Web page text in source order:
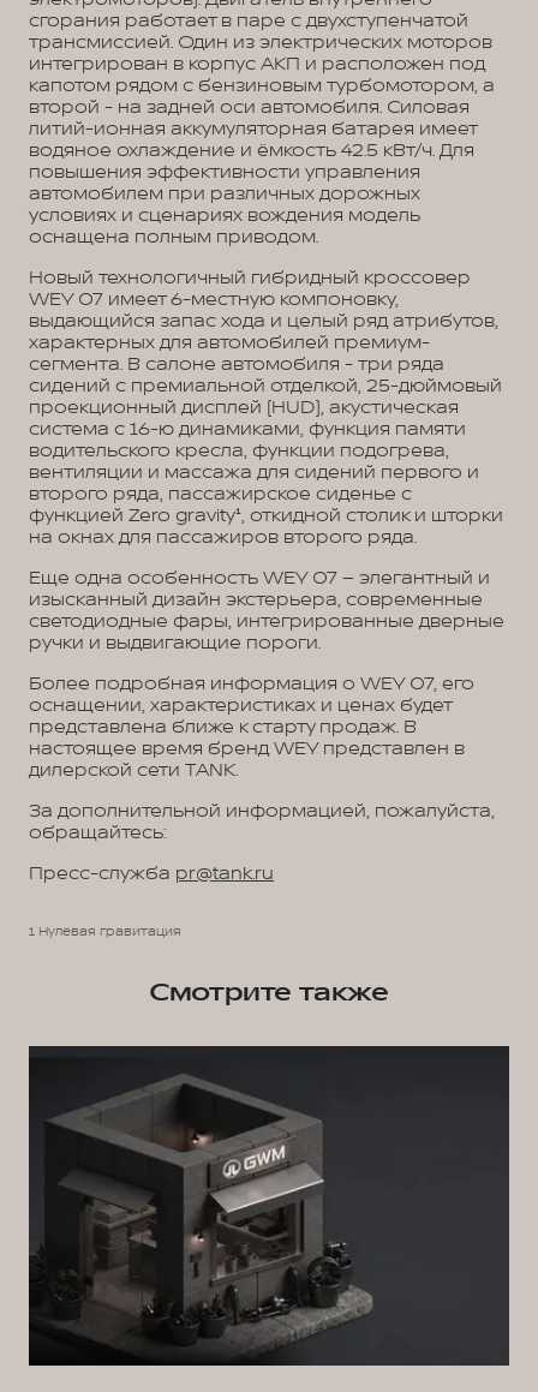
сгорания работает в паре с двухступенчатой
трансмиссией. Один из электрических моторов
интегрирован в корпус АКП и расположен под
капотом рядом с бензиновым турбомотором, а
второй - на задней оси автомобиля. Силовая
литий-ионная аккумуляторная батарея имеет
водяное охлаждение и ёмкость 42.5 кВт/ч. Для
повышения эффективности управления
автомобилем при различных дорожных
условиях и сценариях вождения модель
оснащена полным приводом.
Новый технологичный гибридный кроссовер
WEY 07 имеет 6-местную компоновку,
выдающийся запас хода и целый ряд атрибутов,
характерных для автомобилей премиум-
сегмента. В салоне автомобиля - три ряда
сидений с премиальной отделкой, 25-дюймовый
проекционный дисплей (HUD), акустическая
система с 16-ю динамиками, функция памяти
водительского кресла, функции подогрева,
вентиляции и массажа для сидений первого и
второго ряда, пассажирское сиденье с
функцией Zero gravity¹, откидной столик и шторки
на окнах для пассажиров второго ряда.
Еще одна особенность WEY 07 – элегантный и
изысканный дизайн экстерьера, современные
светодиодные фары, интегрированные дверные
ручки и выдвигающие пороги.
Более подробная информация о WEY 07, его
оснащении, характеристиках и ценах будет
представлена ближе к старту продаж. В
настоящее время бренд WEY представлен в
дилерской сети TANK.
За дополнительной информацией, пожалуйста,
обращайтесь:
Пресс-служба pr@tank.ru
1 Нулевая гравитация
Смотрите также